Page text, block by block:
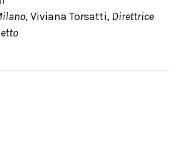
, Viviana Torsatti, Direttrice